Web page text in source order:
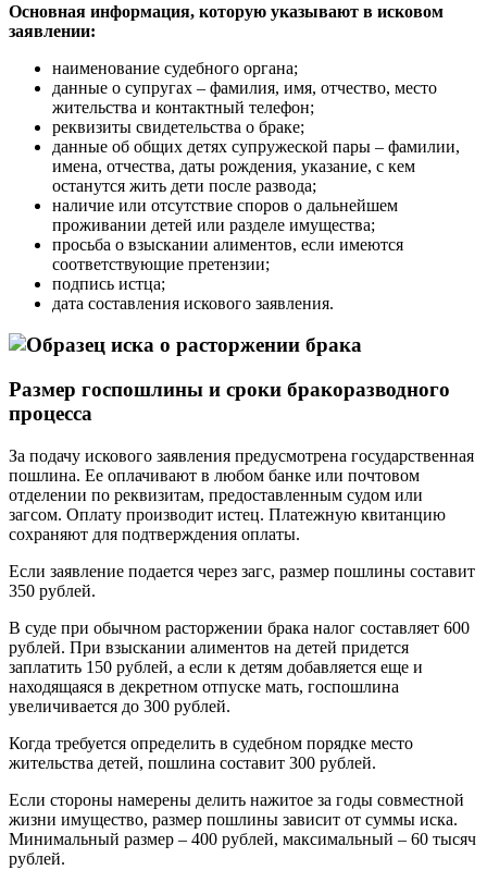
Основная информация, которую указывают в исковом
заявлении:
наименование судебного органа;
данные о супругах – фамилия, имя, отчество, место
жительства и контактный телефон;
реквизиты свидетельства о браке;
данные об общих детях супружеской пары – фамилии,
имена, отчества, даты рождения, указание, с кем
останутся жить дети после развода;
наличие или отсутствие споров о дальнейшем
проживании детей или разделе имущества;
просьба о взыскании алиментов, если имеются
соответствующие претензии;
подпись истца;
дата составления искового заявления.
Размер госпошлины и сроки бракоразводного
процесса
За подачу искового заявления предусмотрена государственная
пошлина. Ее оплачивают в любом банке или почтовом
отделении по реквизитам, предоставленным судом или
загсом. Оплату производит истец. Платежную квитанцию
сохраняют для подтверждения оплаты.
Если заявление подается через загс, размер пошлины составит
350 рублей.
В суде при обычном расторжении брака налог составляет 600
рублей. При взыскании алиментов на детей придется
заплатить 150 рублей, а если к детям добавляется еще и
находящаяся в декретном отпуске мать, госпошлина
увеличивается до 300 рублей.
Когда требуется определить в судебном порядке место
жительства детей, пошлина составит 300 рублей.
Если стороны намерены делить нажитое за годы совместной
жизни имущество, размер пошлины зависит от суммы иска.
Минимальный размер – 400 рублей, максимальный – 60 тысяч
рублей.